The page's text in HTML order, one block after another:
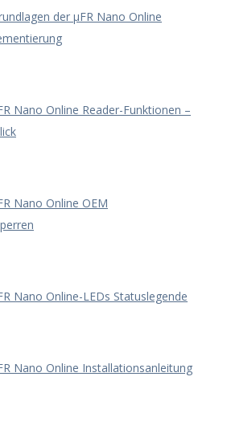
der μFR Nano Online
Nano Online Reader-Funktionen –
Nano Online OEM
Nano Online-LEDs Statuslegende
Nano Online Installationsanleitung